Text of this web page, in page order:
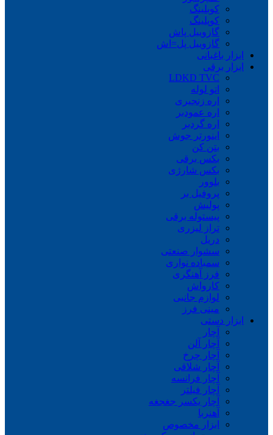
کوبلینگ
کوپلینگ
گازوییل پاش
گازوییل پل=اش
ابزار باغبانی
ابزار برقی
LDKD TVC
اتو لوله
اره زنجیری
اره عمودبر
اره گردبر
اینورتر جوش
بتن کن
بکس برقی
بکس شارژی
بلوور
پروفیل بر
پولیش
پیستوله برقی
تراز لیزری
دریل
سشوار صنعتی
سمباده نواری
فرز آهنگری
کارواش
لوازم جانبی
مینی فرز
ابزار دستی
آچار
آچار آلن
آچار چرخ
آچار شلاقی
آچار فرانسه
آچار فیلتر
آچار یکسر جغجغه
آهنربا
ابزار مخصوص